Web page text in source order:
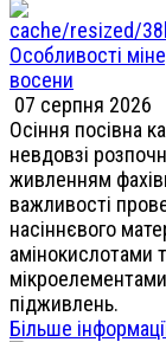
Особливості
восени
07 серпня 2026
Осіння посівна
невдовзі
живленням
важливості
насіннєвого
амінокислотами
підживлень.
Більше